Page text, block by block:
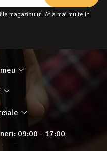
magazinului. Afla mai multe in
09:00 - 17:00